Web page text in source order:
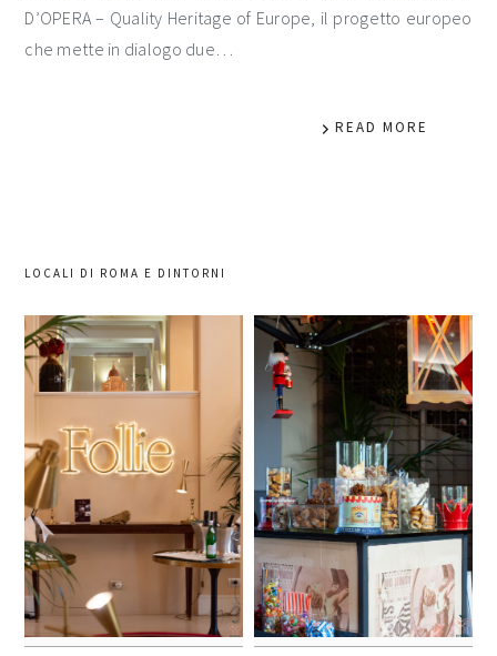
D’OPERA – Quality Heritage of Europe, il progetto europeo
che mette in dialogo due…
READ MORE
LOCALI DI ROMA E DINTORNI